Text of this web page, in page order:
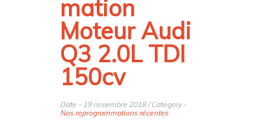
Reprogram
mation
Moteur Audi
Q3 2.0L TDI
150cv